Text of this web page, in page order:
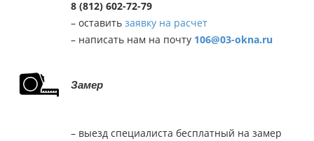
8 (812) 602-72-79
– оставить заявку на расчет
– написать нам на почту 106@03-okna.ru
Замер
– выезд специалиста бесплатный на замер